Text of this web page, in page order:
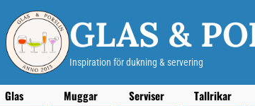
GLAS &
Inspiration för dukning & servering
Glas Muggar Serviser Tallrikar